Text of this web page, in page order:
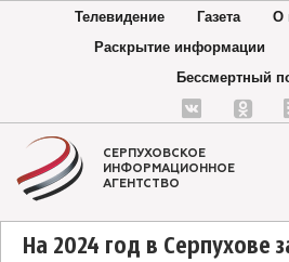
Телевидение Газета О
Раскрытие информации
Бессмертный
СЕРПУХОВСКОЕ
ИНФОРМАЦИОННОЕ
АГЕНТСТВО
На 2024 год в Серпухове